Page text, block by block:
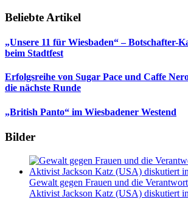
Beliebte Artikel
„Unsere 11 für Wiesbaden“ – Botschafter-
beim Stadtfest
Erfolgsreihe von Sugar Pace und Caffe
die nächste Runde
„British Panto“ im Wiesbadener Westend
Bilder
Gewalt gegen Frauen und die
Aktivist Jackson Katz (USA) diskutiert